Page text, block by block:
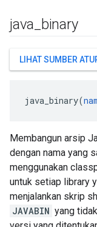
java binary
LIHAT SUMBER
java_binary(
Membangun arsip
dengan nama yang
menggunakan
untuk setiap library
menjalankan skrip
JAVABIN yang